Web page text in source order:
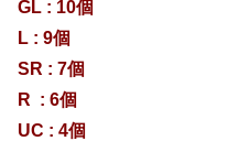
GL : 10個
L : 9個
SR : 7個
R : 6個
UC : 4個